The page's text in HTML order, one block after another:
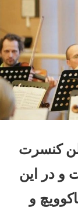
کنسرت
و در این
و